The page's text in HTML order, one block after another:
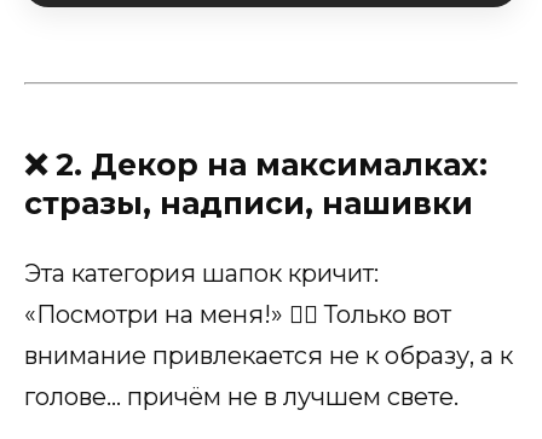
❌ 2. Декор на максималках:
стразы, надписи, нашивки
Эта категория шапок кричит:
«Посмотри на меня!» 😵‍💫 Только вот
внимание привлекается не к образу, а к
голове… причём не в лучшем свете.